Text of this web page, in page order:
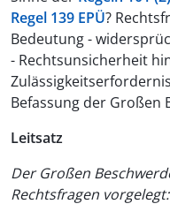
Regel 139 EPÜ?
Bedeutung -
- Rechtsunsicherheit
Befassung der Großen
Leitsatz
Der Großen
Rechtsfragen vorgelegt: